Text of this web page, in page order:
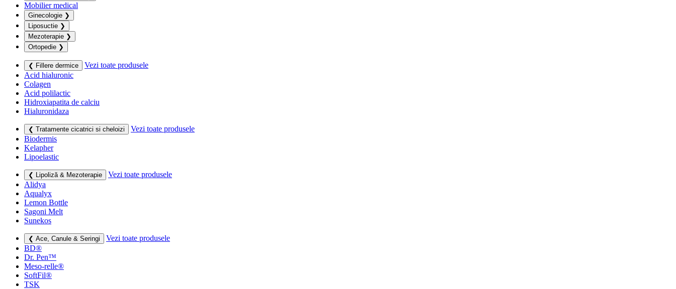
Mobilier medical
Ginecologie ❯
Liposuctie ❯
Mezoterapie ❯
Ortopedie ❯
❮ Fillere dermice
Vezi toate produsele
Acid hialuronic
Colagen
Acid polilactic
Hidroxiapatita de calciu
Hialuronidaza
❮ Tratamente cicatrici si cheloizi
Vezi toate produsele
Biodermis
Kelapher
Lipoelastic
❮ Lipoliză & Mezoterapie
Vezi toate produsele
Alidya
Aqualyx
Lemon Bottle
Sagoni Melt
Sunekos
❮ Ace, Canule & Seringi
Vezi toate produsele
BD®
Dr. Pen™
Meso-relle®
SoftFil®
TSK